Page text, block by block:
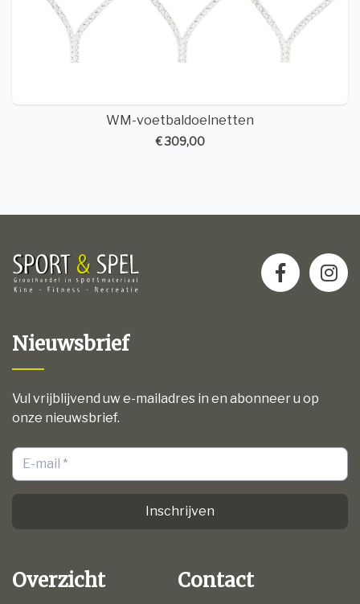
WM-voetbaldoelnetten
€ 309,00
Nieuwsbrief
Vul vrijblijvend uw e-mailadres in en abonneer u op
onze nieuwsbrief.
Inschrijven
Overzicht Contact